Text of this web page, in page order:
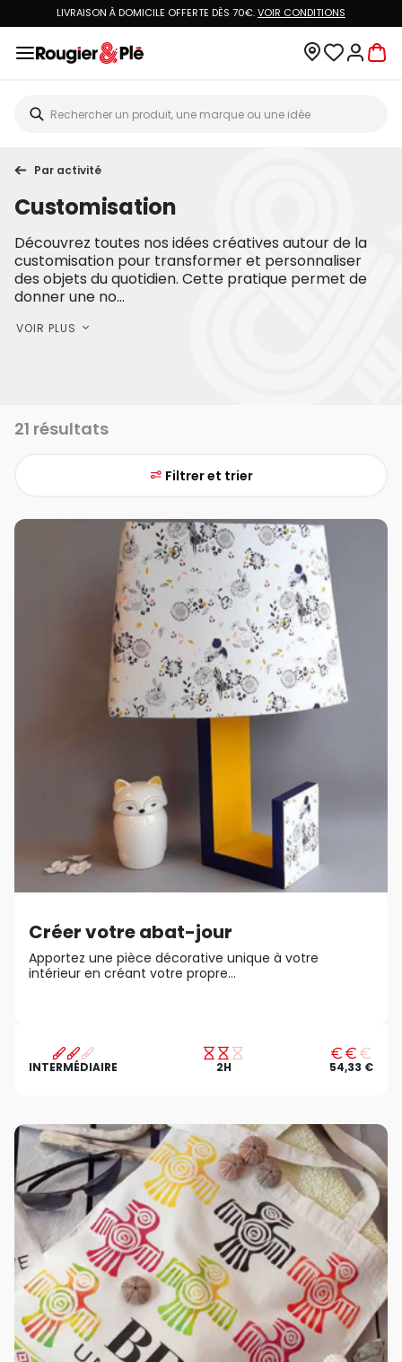
VOUS ÊTES CLIENT ROUGIER&PLÉ ? CRÉEZ UN NOUVEAU MOT DE PASSE ET ACCÉDEZ
ÀVOTRE COMPTE.
Par activité
Customisation
Découvrez toutes nos idées créatives autour de la
customisation pour transformer et personnaliser
des objets du quotidien. Cette pratique permet de
donner une no...
VOIR PLUS
21 résultats
Filtrer et trier
Créer votre abat-jour
Apportez une pièce décorative unique à votre
intérieur en créant votre propre...
INTERMÉDIAIRE 2H 54,33 €